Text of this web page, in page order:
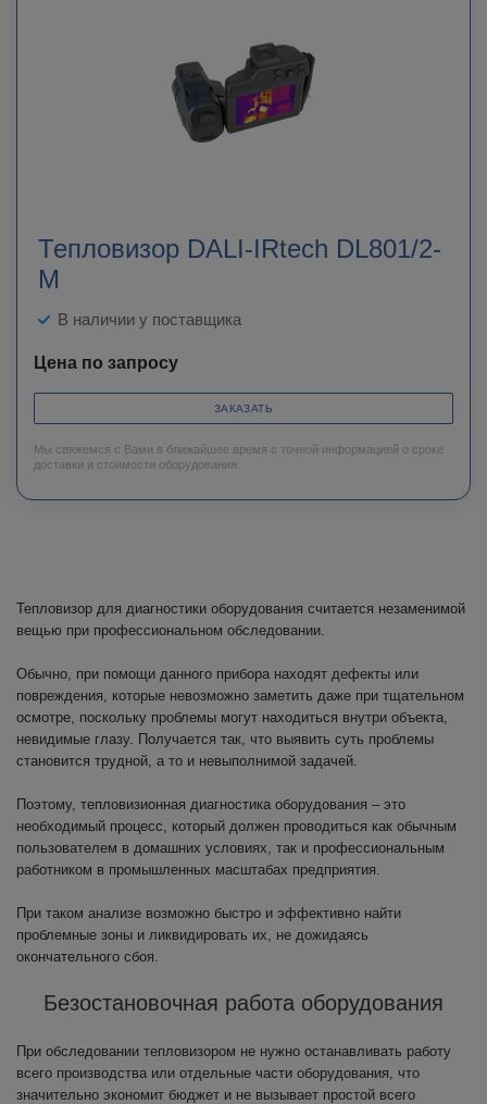
Тепловизор DALI-IRtech DL801/2-
M
В наличии у поставщика
Цена по запросу
ЗАКАЗАТЬ
Мы свяжемся с Вами в ближайшее время с точной информацией о сроке
доставки и стоимости оборудования.
Тепловизор для диагностики оборудования считается незаменимой
вещью при профессиональном обследовании.
Обычно, при помощи данного прибора находят дефекты или
повреждения, которые невозможно заметить даже при тщательном
осмотре, поскольку проблемы могут находиться внутри объекта,
невидимые глазу. Получается так, что выявить суть проблемы
становится трудной, а то и невыполнимой задачей.
Поэтому, тепловизионная диагностика оборудования – это
необходимый процесс, который должен проводиться как обычным
пользователем в домашних условиях, так и профессиональным
работником в промышленных масштабах предприятия.
При таком анализе возможно быстро и эффективно найти
проблемные зоны и ликвидировать их, не дожидаясь
окончательного сбоя.
Безостановочная работа оборудования
При обследовании тепловизором не нужно останавливать работу
всего производства или отдельные части оборудования, что
значительно экономит бюджет и не вызывает простой всего